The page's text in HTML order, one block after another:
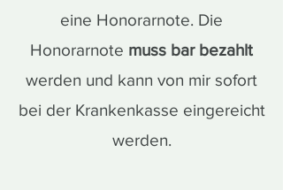
eine Honorarnote. Die
Honorarnote muss bar bezahlt
werden und kann von mir sofort
bei der Krankenkasse eingereicht
werden.